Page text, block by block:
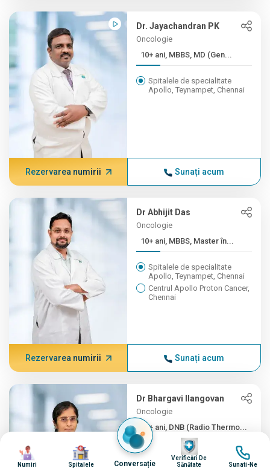
Dr. Jayachandran PK
Oncologie
10+ ani, MBBS, MD (Gen...
Spitalele de specialitate
Apollo, Teynampet, Chennai
Rezervarea numirii Sunați acum
Dr Abhijit Das
Oncologie
10+ ani, MBBS, Master în...
Spitalele de specialitate
Apollo, Teynampet, Chennai
Centrul Apollo Proton Cancer,
Chennai
Rezervarea numirii Sunați acum
Dr Bhargavi Ilangovan
Oncologie
10+ ani, DNB (Radio Thermo...
Spitalele de specialitate
Apollo, Teynampet, Chennai
Imagine
Numiri
Imagine
Spitalele Conversație
Imagine
Verificări De
Sănătate
Imagine
Sunati-Ne